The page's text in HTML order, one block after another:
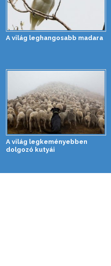
A világ leghangosabb madara
A világ legkeményebben
dolgozó kutyái